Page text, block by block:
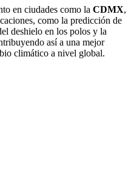
en ciudades como la CDMX,
como la predicción de
deshielo en los polos y la
así a una mejor
climático a nivel global.